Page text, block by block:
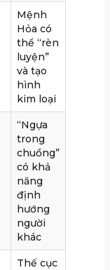
Mệnh
Hỏa có
thể “rèn
luyện”
và tạo
hình
kim loại
“Ngựa
trong
chuồng”
có khả
năng
định
hướng
người
khác
Thế cục